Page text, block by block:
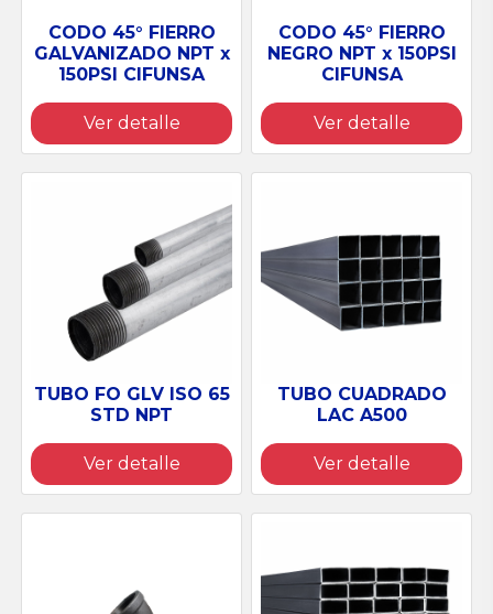
CODO 45° FIERRO
GALVANIZADO NPT x
150PSI CIFUNSA
Ver detalle
CODO 45° FIERRO
NEGRO NPT x 150PSI
CIFUNSA
Ver detalle
TUBO FO GLV ISO 65
STD NPT
Ver detalle
TUBO CUADRADO
LAC A500
Ver detalle